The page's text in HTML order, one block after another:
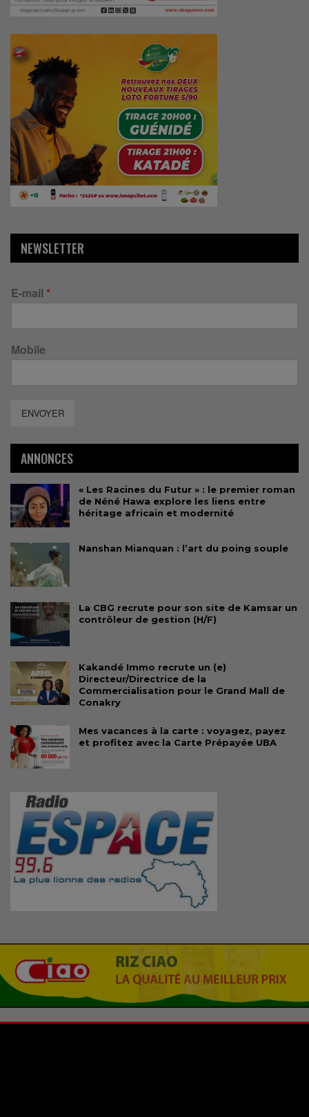
NEWSLETTER
E-mail *
Mobile
ENVOYER
ANNONCES
« Les Racines du Futur » : le premier roman
de Néné Hawa explore les liens entre
héritage africain et modernité
Nanshan Mianquan : l’art du poing souple
La CBG recrute pour son site de Kamsar un
contrôleur de gestion (H/F)
Kakandé Immo recrute un (e)
Directeur/Directrice de la
Commercialisation pour le Grand Mall de
Conakry
Mes vacances à la carte : voyagez, payez
et profitez avec la Carte Prépayée UBA